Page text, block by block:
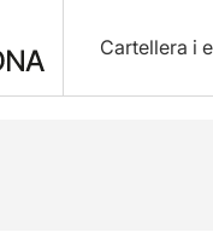
Cartellera i